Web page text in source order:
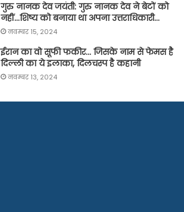
गुरु नानक देव जयंती: गुरु नानक देव ने बेटों को
नहीं…शिष्य को बनाया था अपना उत्तराधिकारी…
नवम्बर 15, 2024
ईरान का वो सूफी फकीर… जिसके नाम से फेमस है
दिल्ली का ये इलाका, दिलचस्प है कहानी
नवम्बर 13, 2024